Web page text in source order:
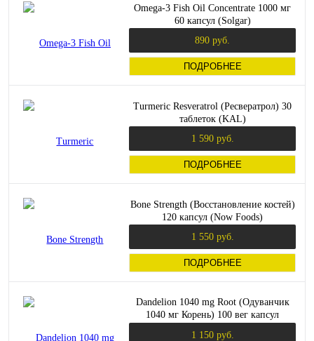
Omega-3 Fish Oil Concentrate 1000 мг
60 капсул (Solgar)
890 руб.
ПОДРОБНЕЕ
Turmeric Resveratrol (Ресвератрол) 30
таблеток (KAL)
1 590 руб.
ПОДРОБНЕЕ
Bone Strength (Восстановление костей)
120 капсул (Now Foods)
1 550 руб.
ПОДРОБНЕЕ
Dandelion 1040 mg Root (Одуванчик
1040 мг Корень) 100 вег капсул
1 150 руб.